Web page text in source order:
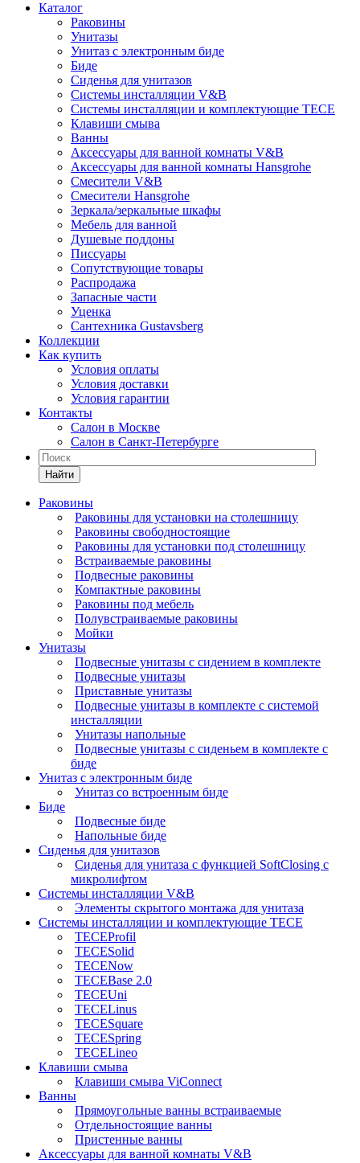
Каталог
Раковины
Унитазы
Унитаз с электронным биде
Биде
Сиденья для унитазов
Системы инсталляции V&B
Системы инсталляции и комплектующие TECE
Клавиши смыва
Ванны
Аксессуары для ванной комнаты V&B
Аксессуары для ванной комнаты Hansgrohe
Смесители V&B
Смесители Hansgrohe
Зеркала/зеркальные шкафы
Мебель для ванной
Душевые поддоны
Писсуары
Сопутствующие товары
Распродажа
Запасные части
Уценка
Сантехника Gustavsberg
Коллекции
Как купить
Условия оплаты
Условия доставки
Условия гарантии
Контакты
Салон в Москве
Салон в Санкт-Петербурге
Найти
Раковины
Раковины для установки на столешницу
Раковины свободностоящие
Раковины для установки под столешницу
Встраиваемые раковины
Подвесные раковины
Компактные раковины
Раковины под мебель
Полувстраиваемые раковины
Мойки
Унитазы
Подвесные унитазы с сидением в комплекте
Подвесные унитазы
Приставные унитазы
Подвесные унитазы в комплекте с системой
инсталляции
Унитазы напольные
Подвесные унитазы с сиденьем в комплекте с
биде
Унитаз с электронным биде
Унитаз со встроенным биде
Биде
Подвесные биде
Напольные биде
Сиденья для унитазов
Сиденья для унитаза с функцией SoftClosing с
микролифтом
Системы инсталляции V&B
Элементы скрытого монтажа для унитаза
Системы инсталляции и комплектующие TECE
TECEProfil
TECESolid
TECENow
TECEBase 2.0
TECEUni
TECELinus
TECESquare
TECESpring
TECELineo
Клавиши смыва
Клавиши смыва ViConnect
Ванны
Прямоугольные ванны встраиваемые
Отдельностоящие ванны
Пристенные ванны
Аксессуары для ванной комнаты V&B